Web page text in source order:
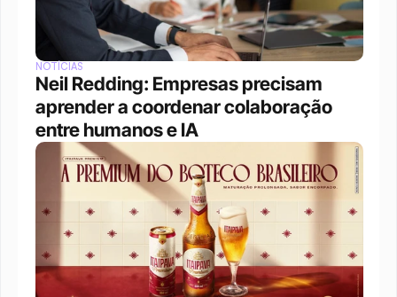
NOTÍCIAS
Neil Redding: Empresas precisam
aprender a coordenar colaboração
entre humanos e IA